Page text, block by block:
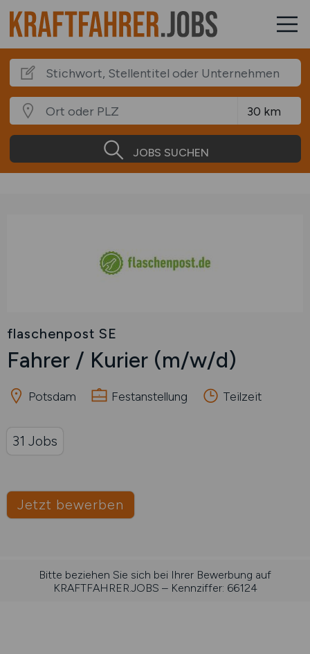
JOBS SUCHEN
flaschenpost SE
Fahrer / Kurier (m/w/d)
Potsdam Festanstellung Teilzeit
Jetzt bewerben
31 Jobs
Bitte beziehen Sie sich bei Ihrer Bewerbung auf
KRAFTFAHRER.JOBS – Kennziffer: 66124